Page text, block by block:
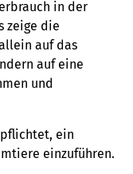
in der
zeige die
auf das
auf eine
und
ein
einzuführen.